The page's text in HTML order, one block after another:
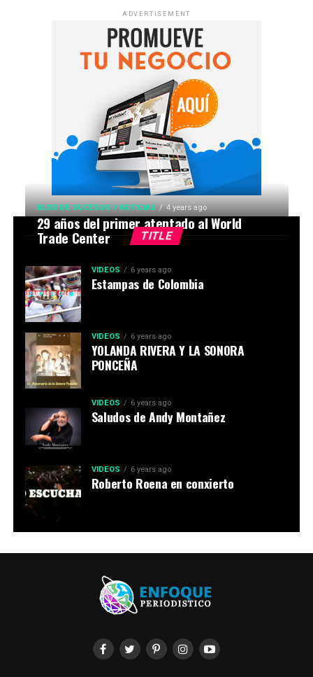
ADVERTISEMENT
TITLE
BLOG DE SUCESOS Y NOTICIAS 4 years ago
29 años del primer atentado al World
Trade Center
VIDEOS 6 years ago
Estampas de Colombia
VIDEOS 6 years ago
YOLANDA RIVERA Y LA SONORA
PONCEÑA
VIDEOS 6 years ago
Saludos de Andy Montañez
VIDEOS 6 years ago
Roberto Roena en conxierto